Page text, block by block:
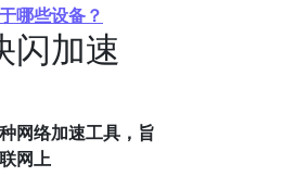
哪些设备？
闪加速
网络加速工具，旨
网上